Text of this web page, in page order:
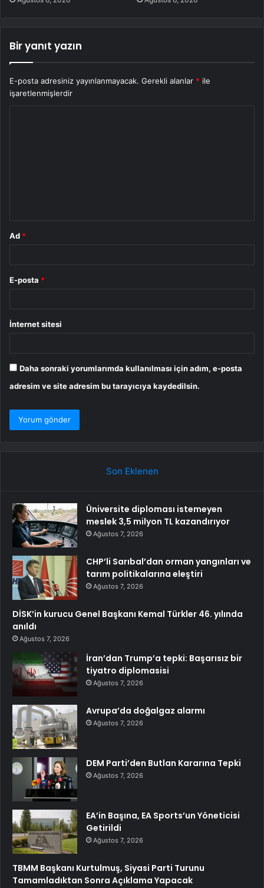
Bir yanıt yazın
E-posta adresiniz yayınlanmayacak. Gerekli alanlar * ile
işaretlenmişlerdir
Ad *
E-posta *
İnternet sitesi
Daha sonraki yorumlarımda kullanılması için adım, e-posta
adresim ve site adresim bu tarayıcıya kaydedilsin.
Son Eklenen
Üniversite diploması istemeyen
meslek 3,5 milyon TL kazandırıyor
Ağustos 7, 2026
CHP’li Sarıbal’dan orman yangınları ve
tarım politikalarına eleştiri
Ağustos 7, 2026
DİSK’in kurucu Genel Başkanı Kemal Türkler 46. yılında
anıldı
Ağustos 7, 2026
İran’dan Trump’a tepki: Başarısız bir
tiyatro diplomasisi
Ağustos 7, 2026
Avrupa’da doğalgaz alarmı
Ağustos 7, 2026
DEM Parti’den Butlan Kararına Tepki
Ağustos 7, 2026
EA’in Başına, EA Sports’un Yöneticisi
Getirildi
Ağustos 7, 2026
TBMM Başkanı Kurtulmuş, Siyasi Parti Turunu
Tamamladıktan Sonra Açıklama Yapacak